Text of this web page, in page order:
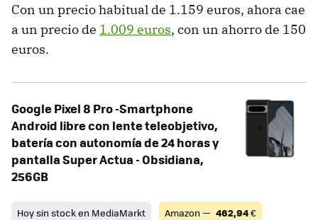
Con un precio habitual de 1.159 euros, ahora cae
a un precio de 1.009 euros, con un ahorro de 150
euros.
Google Pixel 8 Pro -Smartphone
Android libre con lente teleobjetivo,
batería con autonomía de 24 horas y
pantalla Super Actua - Obsidiana,
256GB
Hoy sin stock en MediaMarkt Amazon — 462,94€